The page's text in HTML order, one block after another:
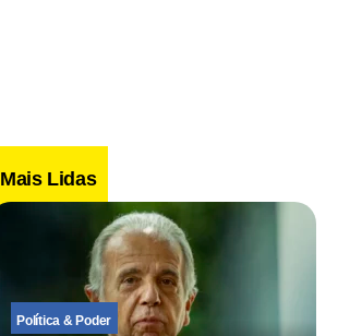
Mais Lidas
Política & Poder